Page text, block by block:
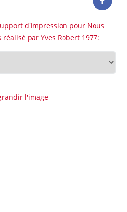
d'impression pour Nous
par Yves Robert 1977:
l'image